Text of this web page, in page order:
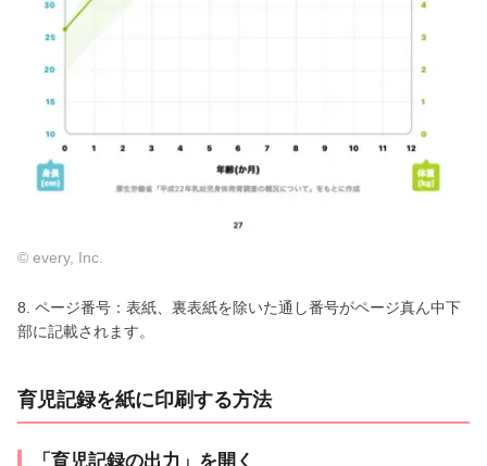
© every, Inc.
8. ページ番号：表紙、裏表紙を除いた通し番号がページ真ん中下
部に記載されます。
育児記録を紙に印刷する方法
「育児記録の出力」を開く